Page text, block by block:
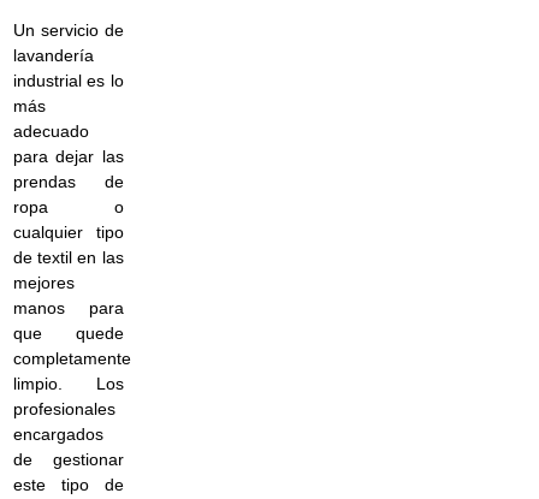
Un servicio de
lavandería
industrial es lo
más
adecuado
para dejar las
prendas de
ropa o
cualquier tipo
de textil en las
mejores
manos para
que quede
completamente
limpio. Los
profesionales
encargados
de gestionar
este tipo de